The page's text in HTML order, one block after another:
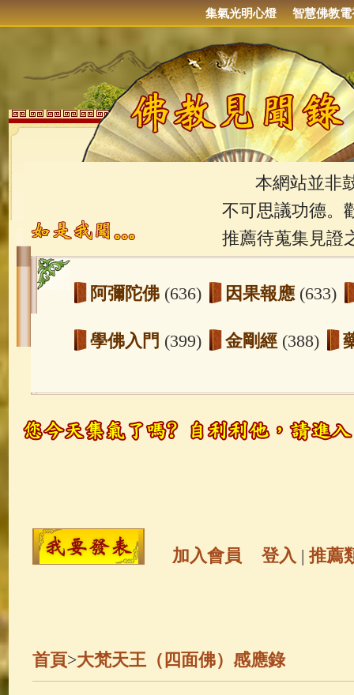
集氣光明心燈 智慧佛教電
本網站並非鼓
不可思議功德。
推薦待蒐集見證
阿彌陀佛 (636) 因果報應 (633)
學佛入門 (399) 金剛經 (388)
玉曆寶鈔(236) 地藏經(225)
觀世音菩薩 (146) 聖救度佛母(
金山活佛
善財童子五十三參 (57)
加入會員 登入 | 推薦
首頁>大梵天王（四面佛）感應錄